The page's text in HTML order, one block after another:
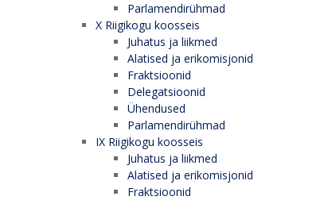
Parlamendirühmad
X Riigikogu koosseis
Juhatus ja liikmed
Alatised ja erikomisjonid
Fraktsioonid
Delegatsioonid
Ühendused
Parlamendirühmad
IX Riigikogu koosseis
Juhatus ja liikmed
Alatised ja erikomisjonid
Fraktsioonid